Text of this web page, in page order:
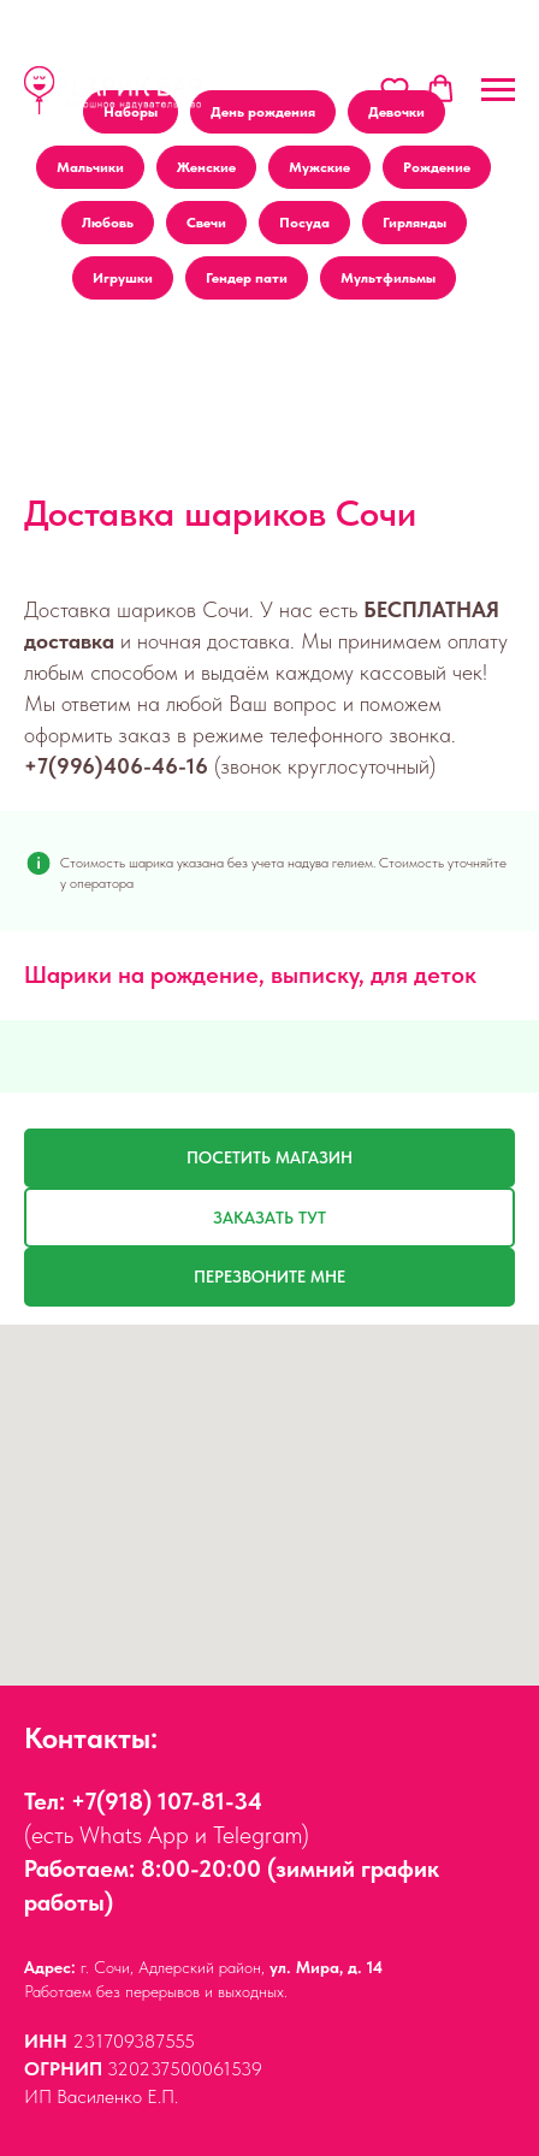
Наборы День рождения Девочки
Мальчики Женские Мужские Рождение
Любовь Свечи Посуда Гирлянды
Игрушки Гендер пати Мультфильмы
Доставка шариков Сочи
Доставка шариков Сочи. У нас есть БЕСПЛАТНАЯ
доставка и ночная доставка. Мы принимаем оплату
любым способом и выдаём каждому кассовый чек!
Мы ответим на любой Ваш вопрос и поможем
оформить заказ в режиме телефонного звонка.
+7(996)406-46-16 (звонок круглосуточный)
Стоимость шарика указана без учета надува гелием. Стоимость уточняйте
у оператора
Шарики на рождение, выписку, для деток
ПОСЕТИТЬ МАГАЗИН
ЗАКАЗАТЬ ТУТ
ПЕРЕЗВОНИТЕ МНЕ
Контакты:
Тел: +7(918) 107-81-34
(есть Whats App и Telegram)
Работаем: 8:00-20:00 (зимний график
работы)
Адрес: г. Сочи, Адлерский район, ул. Мира, д. 14
Работаем без перерывов и выходных.
ИНН 231709387555
ОГРНИП 320237500061539
ИП Василенко Е.П.